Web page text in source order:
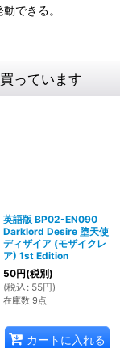
できる。
っています
英語版 BP02-EN090
Darklord Desire 堕天使
ディザイア (モザイクレ
ア) 1st Edition
50円(税別)
(税込 : 55円)
在庫数 9点
カートに入れる